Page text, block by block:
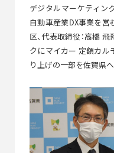
デジタルマーケティン
自動車産業DX事業を営
区、代表取締役：高橋 飛
クにマイカー 定額カル
り上げの一部を佐賀県